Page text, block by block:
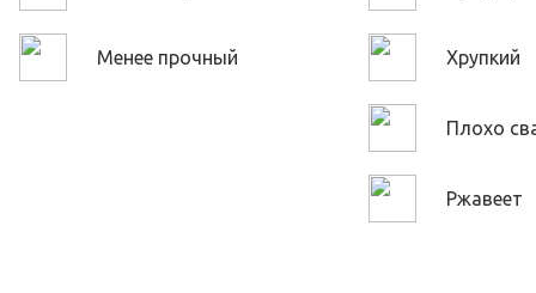
Менее прочный Хрупкий
Плохо
Ржавеет